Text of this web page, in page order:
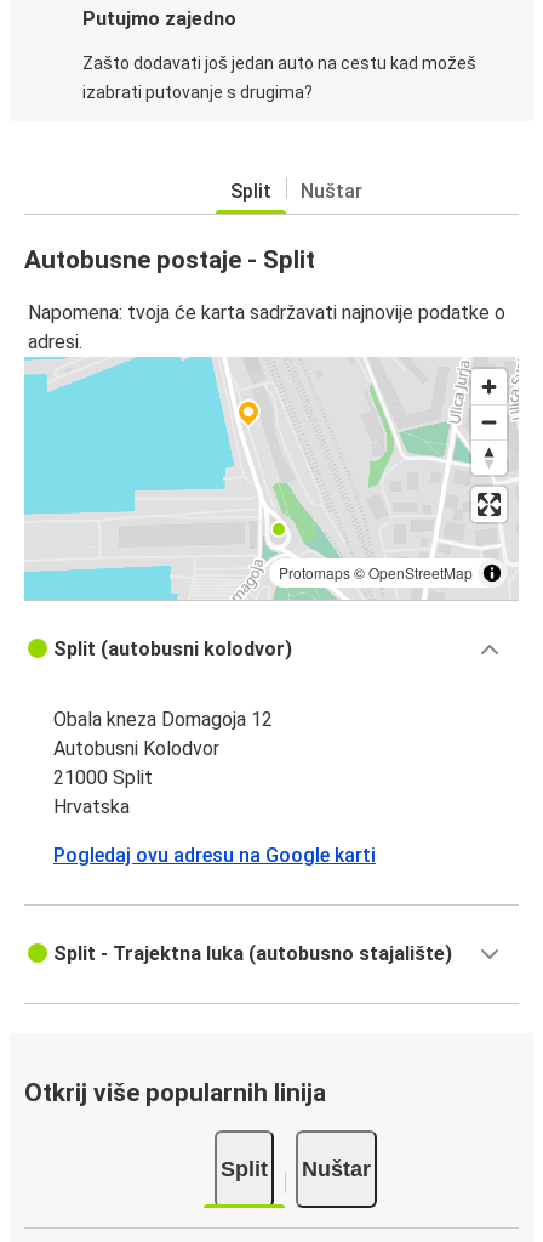
Putujmo zajedno
Zašto dodavati još jedan auto na cestu kad možeš
izabrati putovanje s drugima?
Split Nuštar
Autobusne postaje - Split
Napomena: tvoja će karta sadržavati najnovije podatke o
adresi.
Protomaps©OpenStreetMap
Split (autobusni kolodvor)
Obala kneza Domagoja 12
Autobusni Kolodvor
21000 Split
Hrvatska
Pogledaj ovu adresu na Google karti
Split - Trajektna luka (autobusno stajalište)
Otkrij više popularnih linija
Split Nuštar